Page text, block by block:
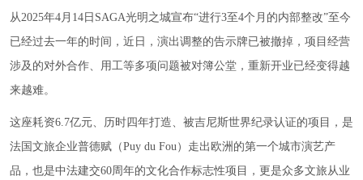
从2025年4月14日SAGA光明之城宣布“进行3至4个月的内部整改”至今
已经过去一年的时间，近日，演出调整的告示牌已被撤掉，项目经营
涉及的对外合作、用工等多项问题被对簿公堂，重新开业已经变得越
来越难。
这座耗资6.7亿元、历时四年打造、被吉尼斯世界纪录认证的项目，是
法国文旅企业普德赋（Puy du Fou）走出欧洲的第一个城市演艺产
品，也是中法建交60周年的文化合作标志性项目，更是众多文旅从业